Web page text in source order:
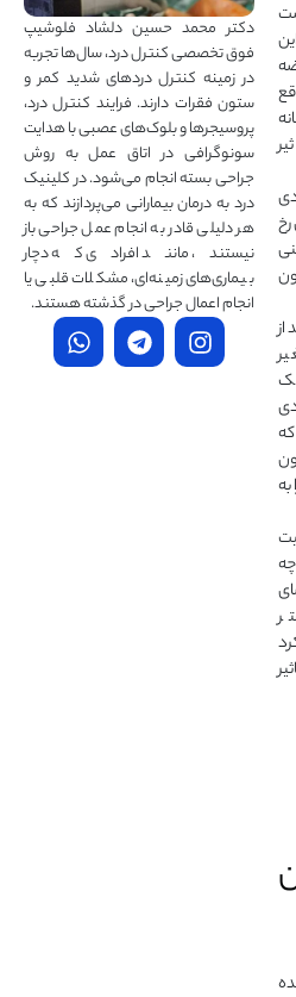
دکتر محمد حسین دلشاد فلوشیپ
فوق تخصصی کنترل درد، سال‌ها تجربه
در زمینه کنترل دردهای شدید کمر و
ستون فقرات دارند. فرایند کنترل درد،
پروسیجرها و بلوک‌های عصبی با هدایت
سونوگرافی در اتاق عمل به روش
جراحی بسته انجام می‌شود. در کلینیک
درد به درمان‌ بیمارانی می‌پردازند که به
هر دلیلی قادر به انجام عمل جراحی باز
نیستند، مانند افرادی که دچار
بیماری‌های زمینه‌ای، مشکلات قلبی یا
انجام اعمال جراحی در گذشته هستند.